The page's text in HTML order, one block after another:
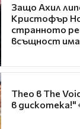
Защо Ахил
Кристофър
странното
всъщност има
Theo в The
в дискотека!"